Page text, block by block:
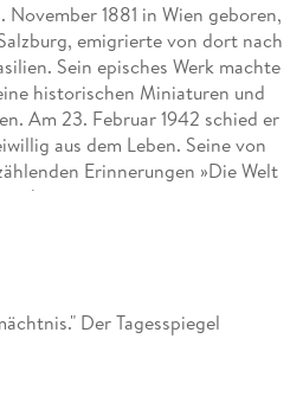
November 1881 in Wien geboren,
emigrierte von dort nach
Sein episches Werk machte
historischen Miniaturen und
Am 23. Februar 1942 schied er
aus dem Leben. Seine von
Erinnerungen »Die Welt
u. a. die Titelfigur in der
den Grimme-Preis,
Der Tagesspiegel